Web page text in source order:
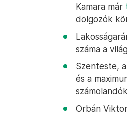
Kamara már
dolgozók
száma a
Szenteste,
és a
Orbán